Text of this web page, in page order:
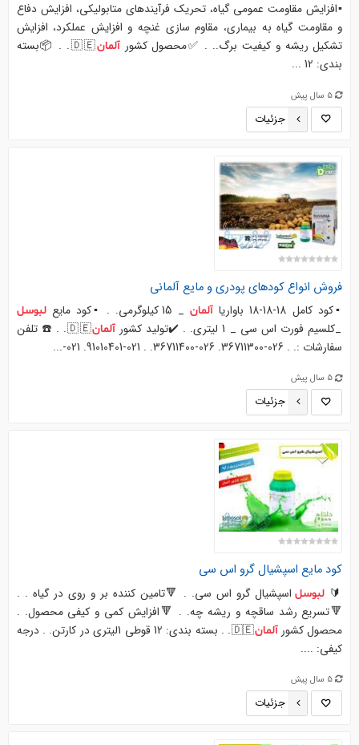
▪️افزایش مقاومت عمومى گیاه، تحریک فرآیندهاى متابولیکى، افزایش دفاع
و مقاومت گیاه به بیمارى، مقاوم سازى غنچه و افزایش عملکرد، افزایش
تشکیل ریشه و کیفیت برگ.. . ✅محصول کشورآلمان
🇩🇪. . 📦بسته
بندی: 12 ...
5 سال پیش
جزئیات
فروش انواع کودهای پودری و مایع آلمانی
▪️کود کامل 18-18-18 باواریا آلمان _ 15 کیلوگرمی. . ▪️کود مایع لبوسل
_کلسیم فورت اس سی _ 1 لیتری. . ✔️تولید کشور آلمان
🇩🇪. . ☎️ تلفن
سفارشات :. . 026-36711300. 026-36711400. . 021-91010401. 021-...
5 سال پیش
جزئیات
کود مایع اسپشیال گرو اس سی
🔰 لبوسلاسپشیال گرو اس سی. . 🔻تامین کننده بر و روی در گیاه . .
🔻تسریع رشد ساقچه و ریشه چه. . 🔻افزایش کمی و کیفی محصول. .
محصول کشورآلمان
🇩🇪. . بسته بندی: 12 قوطی 1لیتری در کارتن. . درجه
کیفی: ....
5 سال پیش
جزئیات